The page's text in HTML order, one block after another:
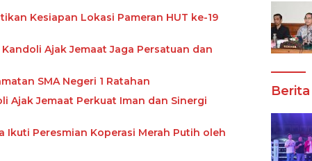
Kesiapan Lokasi Pameran HUT ke-19
Ajak Jemaat Jaga Persatuan dan
SMA Negeri 1 Ratahan
Ajak Jemaat Perkuat Iman dan Sinergi
Peresmian Koperasi Merah Putih oleh